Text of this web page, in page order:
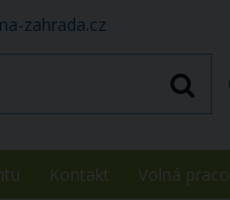
zahrada.cz
Kontakt Volná